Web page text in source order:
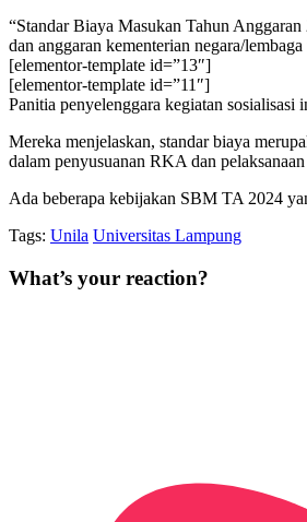
“Standar Biaya Masukan Tahun
dan anggaran kementerian negara/
[elementor-template id=”13″]
[elementor-template id=”11″]
Panitia penyelenggara kegiatan sosialisasi
Mereka menjelaskan, standar biaya
dalam penyusuanan RKA dan
Ada beberapa kebijakan SBM TA 2024
Tags: Unila Universitas Lampung
What’s your reaction?